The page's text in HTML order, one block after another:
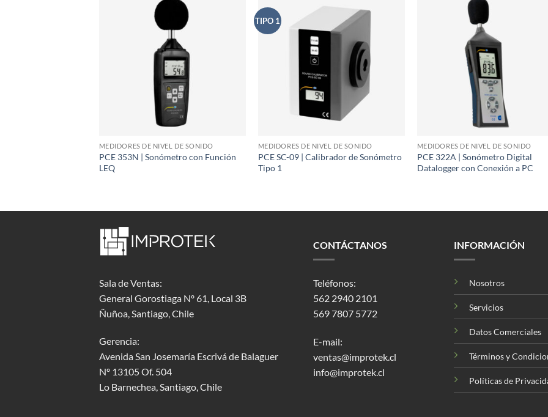
MEDIDORES DE NIVEL DE SONIDO
PCE 353N | Sonómetro con Función
LEQ
TIPO 1
MEDIDORES DE NIVEL DE SONIDO
PCE SC-09 | Calibrador de Sonómetro
Tipo 1
MEDIDORES DE NIVEL DE SONIDO
PCE 322A | Sonómetro Digital
Datalogger con Conexión a PC
Sala de Ventas:
General Gorostiaga Nº 61, Local 3B
Ñuñoa, Santiago, Chile
Gerencia:
Avenida San Josemaría Escrivá de Balaguer
Nº 13105 Of. 504
Lo Barnechea, Santiago, Chile
CONTÁCTANOS
Teléfonos:
562 2940 2101
569 7807 5772
E-mail:
ventas@improtek.cl
info@improtek.cl
INFORMACIÓN
Nosotros
Servicios
Datos Comerciales
Términos y
Políticas de